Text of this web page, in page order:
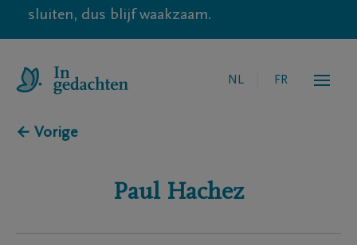
sluiten, dus blijf waakzaam.
NL FR
← Vorige
Paul Hachez